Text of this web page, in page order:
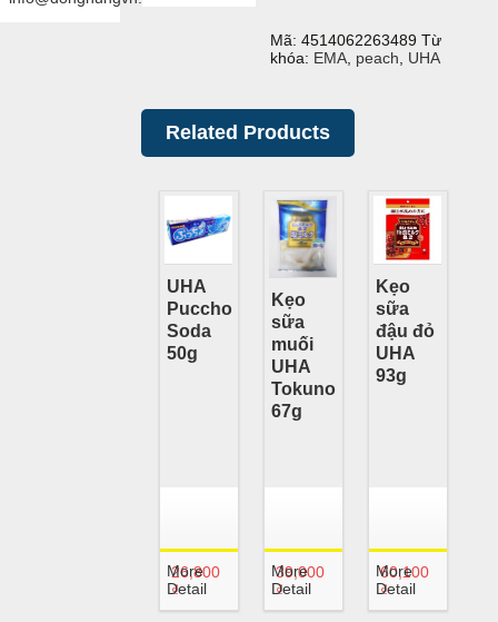
Mã:4514062263489 Từ
khóa: EMA peach UHA
Related Products
UHA
Puccho
Soda
50g
26,800
₫
More
Detail
Kẹo
sữa
muối
UHA
Tokuno
67g
39,000
₫
More
Detail
Kẹo
sữa
đậu đỏ
UHA
93g
60,100
₫
More
Detail